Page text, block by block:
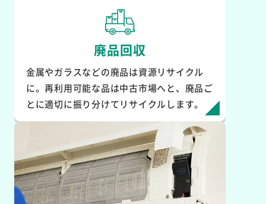
廃品回収
金属やガラスなどの廃品は資源リサイクル
に。再利用可能な品は中古市場へと、廃品ご
とに適切に振り分けてリサイクルします。